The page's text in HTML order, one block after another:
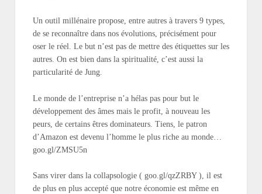
Un outil millénaire propose, entre autres à travers 9 types,
de se reconnaître dans nos évolutions, précisément pour
oser le réel. Le but n’est pas de mettre des étiquettes sur les
autres. On est bien dans la spiritualité, c’est aussi la
particularité de Jung.
Le monde de l’entreprise n’a hélas pas pour but le
développement des âmes mais le profit, à nouveau les
peurs, de certains êtres dominateurs. Tiens, le patron
d’Amazon est devenu l’homme le plus riche au monde…
goo.gl/ZMSU5n
Sans virer dans la collapsologie ( goo.gl/qzZRBY ), il est
de plus en plus accepté que notre économie est même en